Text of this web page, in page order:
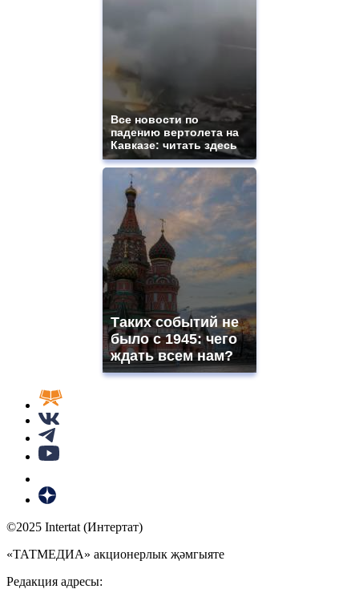
Все новости по
падению вертолета на
Кавказе: читать здесь
Таких событий не
было с 1945: чего
ждать всем нам?
©2025 Intertat (Интертат)
«ТАТМЕДИА» акционерлык җәмгыяте
Редакция адресы: